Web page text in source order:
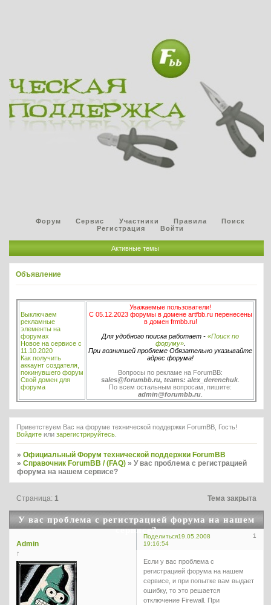
Форум Сервис Участники Правила
Поиск
Регистрация
Войти
Активные темы
Объявление
Выключаем
рекламные
элементы на
форумах
Новое на сервисе с
11.10.2020
Как получить
аккаунт создателя,
покинувшего форум
Свой домен для
форума
Уважаемые пользователи!
С 05.12.2023 форумы в домене artfbb.ru перенесены
в домен frmbb.ru!
Для удобного поиска работает - «Поиск по
форуму».
При возникшей проблеме Обязательно указывайте
адрес форума!
Вопросы по рекламе на ForumBB:
sales@forumbb.ru, teams: alex_derenchuk
По всем остальным вопросам, пишите:
admin@forumbb.ru
Приветствуем Вас на форуме технической поддержки ForumBB, Гость!
Войдите или зарегистрируйтесь
»Официальный Форум технической поддержки ForumBB
»Справочник ForumBB / (FAQ) »У вас проблема с регистрацией
форума на нашем сервисе?
У вас проблема с регистрацией форума на нашем
сервисе?
Страница:1 Тема закрыта
Поделиться 1
19.05.2008
19:16:54
Admin
↑
Если у вас проблема с
регистрацией форума на нашем
сервисе, и при попытке вам выдает
ошибку, то это решается
отключение Firewall. При